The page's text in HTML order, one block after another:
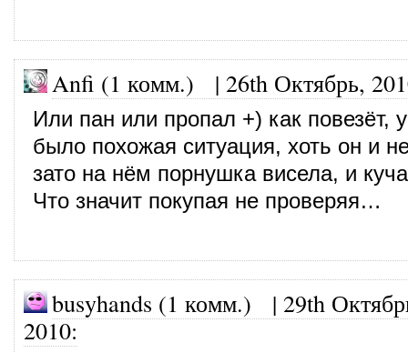
Anfi (1 комм.) | 26th Октябрь,
Или пан или пропал +) как повезёт,
было похожая ситуация, хоть он и
зато на нём порнушка висела, и
Что значит покупая не проверяя…
busyhands (1 комм.) | 29th
2010: